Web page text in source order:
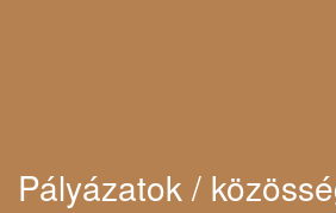
Pályázatok /